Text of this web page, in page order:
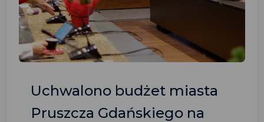
Uchwalono budżet miasta
Pruszcza Gdańskiego na